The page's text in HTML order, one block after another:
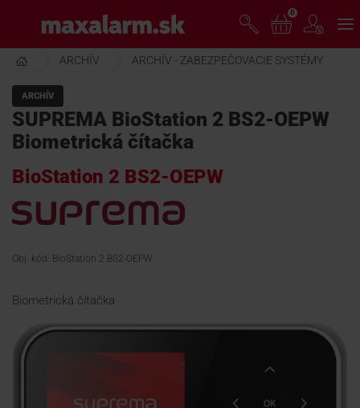
hlavnému
obsahu
www.maxalarm.sk
AKCIA MESIACA
PRODUKTY
PODPORA
0
ARCHÍV ARCHÍV - ZABEZPEČOVACIE SYSTÉMY
ARCHÍV
SUPREMA BioStation 2 BS2-OEPW
Biometrická čítačka
BioStation 2 BS2-OEPW
Obj. kód: BioStation 2 BS2-OEPW
Biometrická čítačka